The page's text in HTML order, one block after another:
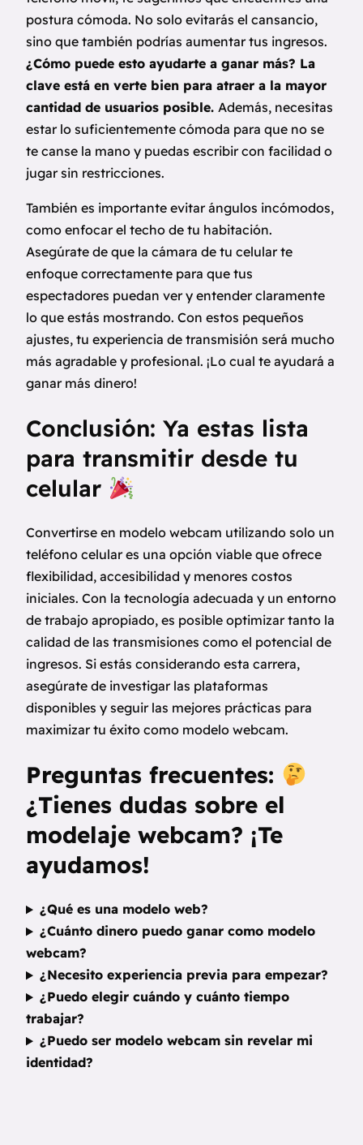
postura cómoda. No solo evitarás el cansancio,
sino que también podrías aumentar tus ingresos.
¿Cómo puede esto ayudarte a ganar más? La
clave está en verte bien para atraer a la mayor
cantidad de usuarios posible. Además, necesitas
estar lo suficientemente cómoda para que no se
te canse la mano y puedas escribir con facilidad o
jugar sin restricciones.
También es importante evitar ángulos incómodos,
como enfocar el techo de tu habitación.
Asegúrate de que la cámara de tu celular te
enfoque correctamente para que tus
espectadores puedan ver y entender claramente
lo que estás mostrando. Con estos pequeños
ajustes, tu experiencia de transmisión será mucho
más agradable y profesional. ¡Lo cual te ayudará a
ganar más dinero!
Conclusión: Ya estas lista
para transmitir desde tu
celular
Convertirse en modelo webcam utilizando solo un
teléfono celular es una opción viable que ofrece
flexibilidad, accesibilidad y menores costos
iniciales. Con la tecnología adecuada y un entorno
de trabajo apropiado, es posible optimizar tanto la
calidad de las transmisiones como el potencial de
ingresos. Si estás considerando esta carrera,
asegúrate de investigar las plataformas
disponibles y seguir las mejores prácticas para
maximizar tu éxito como modelo webcam.
Preguntas frecuentes:
¿Tienes dudas sobre el
modelaje webcam? ¡Te
ayudamos!
¿Qué es una modelo web?
¿Cuánto dinero puedo ganar como modelo
webcam?
¿Necesito experiencia previa para empezar?
¿Puedo elegir cuándo y cuánto tiempo
trabajar?
¿Puedo ser modelo webcam sin revelar mi
identidad?